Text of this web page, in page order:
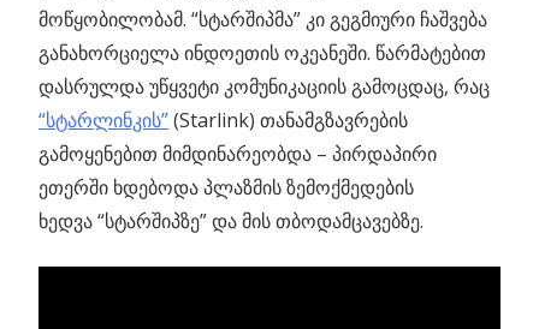
მოწყობილობამ. “სტარშიპმა” კი გეგმიური ჩაშვება
განახორციელა ინდოეთის ოკეანეში. წარმატებით
დასრულდა უწყვეტი კომუნიკაციის გამოცდაც, რაც
“სტარლინკის”(Starlink) თანამგზავრების
გამოყენებით მიმდინარეობდა – პირდაპირი
ეთერში ხდებოდა პლაზმის ზემოქმედების
ხედვა “სტარშიპზე” და მის თბოდამცავებზე.